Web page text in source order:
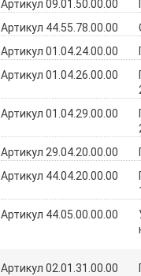
Артикул 09.01.50.00.00
Артикул 44.55.78.00.00
Артикул 01.04.24.00.00
Артикул 01.04.26.00.00
Артикул 01.04.29.00.00
Артикул 29.04.20.00.00
Артикул 44.04.20.00.00
Артикул 44.05.00.00.00
Артикул 02.01.31.00.00